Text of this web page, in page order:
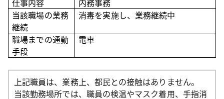
仕事内容
内務事務
当該職場の業務
継続
消毒を実施し、業務継続中
職場までの通勤
手段
電車
上記職員は、業務上、都民との接触はありません。
当該勤務場所では、職員の検温やマスク着用、手指消